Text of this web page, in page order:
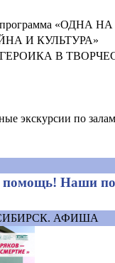
программа «ОДНА
И КУЛЬТУРА»
«ГЕРОИКА В
экскурсии по
помощь! Наши
АФИША